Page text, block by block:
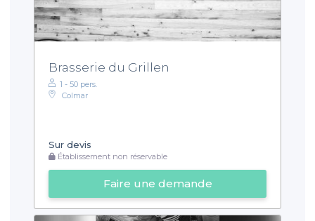
Brasserie du Grillen
1 - 50 pers.
Colmar
Sur devis
Établissement non réservable
Faire une demande